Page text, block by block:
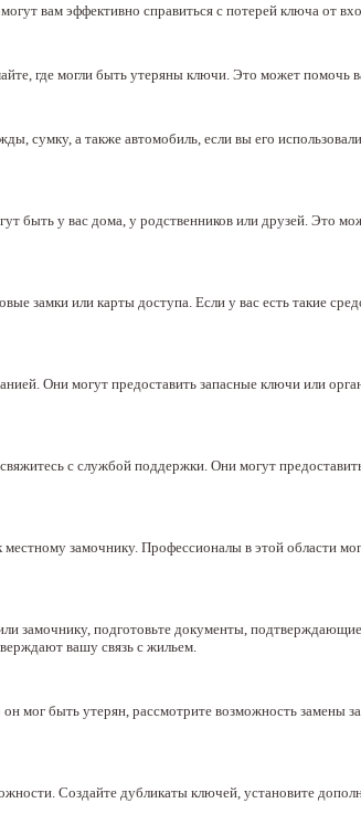
вам эффективно справиться с потерей ключа от
где могли быть утеряны ключи. Это может помочь
сумку, а также автомобиль, если вы его
быть у вас дома, у родственников или друзей. Это
замки или карты доступа. Если у вас есть такие
Они могут предоставить запасные ключи или
с службой поддержки. Они могут
замочнику. Профессионалы в этой области
замочнику, подготовьте документы,
вашу связь с жильем.
мог быть утерян, рассмотрите возможность замены
Создайте дубликаты ключей, установите